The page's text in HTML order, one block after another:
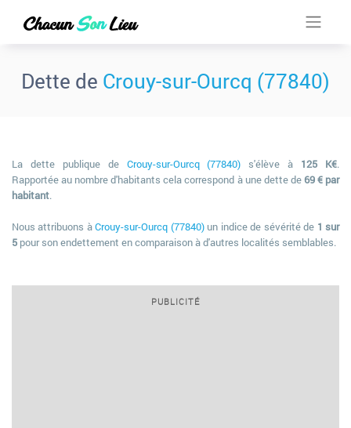
Dette de Crouy-sur-Ourcq (77840)
La dette publique de Crouy-sur-Ourcq (77840) s'élève à 125 K€.
Rapportée au nombre d'habitants cela correspond à une dette de 69 € par
habitant.
Nous attribuons àCrouy-sur-Ourcq (77840)un indice de sévérité de 1 sur
5 pour son endettement en comparaison à d'autres localités semblables.
PUBLICITÉ